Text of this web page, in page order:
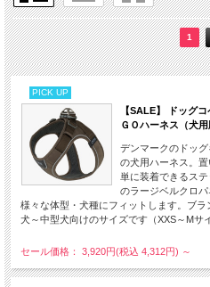
1
PICK UP
【SALE】 ドッグ
ＧＯハーネス（犬用
デンマークのドッ
の犬用ハーネス。
単に装着できるス
のラージベルクロパ
様々な体型・犬種にフィットします。ブ
犬～中型犬向けのサイズです（XXS～Mサ
セール価格： 3,920円(税込 4,312円) ～